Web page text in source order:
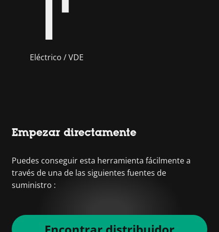
Eléctrico / VDE
Empezar directamente
Puedes conseguir esta herramienta fácilmente a
través de una de las siguientes fuentes de
suministro :